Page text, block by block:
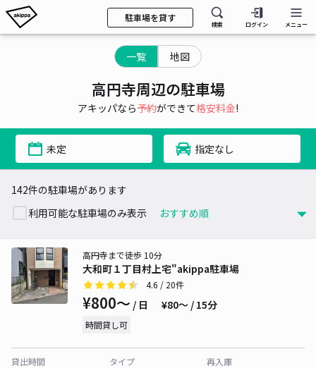
駐車場を貸す
検索 ログイン メニュー
一覧 地図
高円寺周辺の駐車場
アキッパなら予約ができて格安料金!
未定 指定なし
142件の駐車場があります
利用可能な駐車場のみ表示
大和町１丁目村上宅"akippa駐車場
高円寺まで徒歩 10分
4.6 / 20件
¥800〜 / 日 ¥80〜 / 15分
時間貸し可
貸出時間
タイプ
再入庫